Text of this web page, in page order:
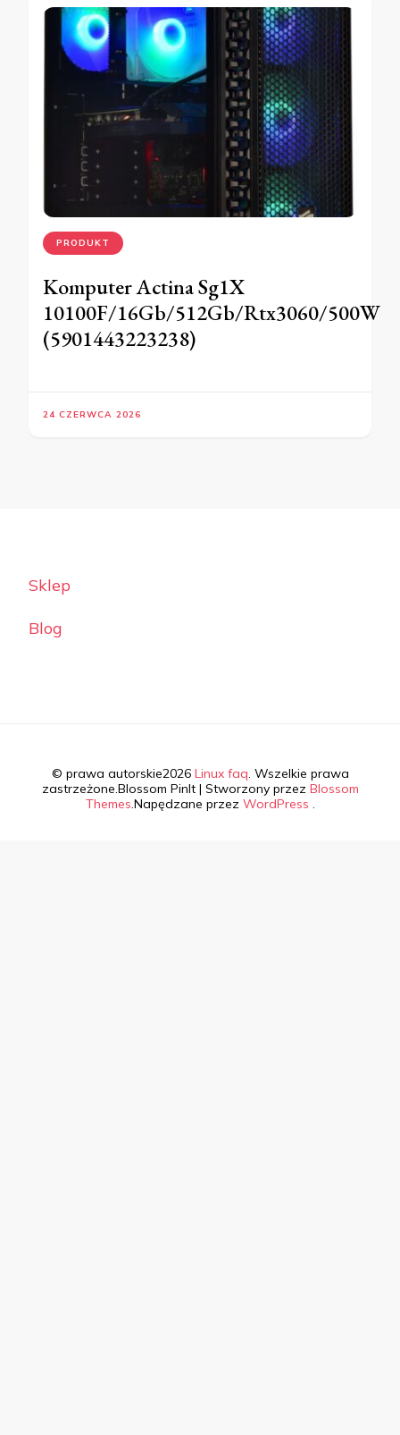
PRODUKT
Komputer Actina Sg1X
10100F/16Gb/512Gb/Rtx3060/500W
(5901443223238)
24 CZERWCA 2026
Sklep
Blog
© prawa autorskie2026 Linux faq. Wszelkie prawa
zastrzeżone.Blossom PinIt | Stworzony przez Blossom
Themes.Napędzane przez WordPress .